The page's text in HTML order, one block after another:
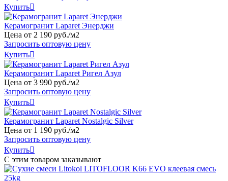
Купить
Керамогранит Laparet Энерджи
Цена от 2 190 руб./м2
Запросить оптовую цену
Купить
Керамогранит Laparet Ригел Азул
Цена от 3 990 руб./м2
Запросить оптовую цену
Купить
Керамогранит Laparet Nostalgic Silver
Цена от 1 190 руб./м2
Запросить оптовую цену
Купить
С этим товаром заказывают